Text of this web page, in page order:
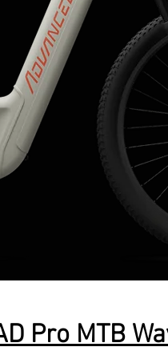
Pro MTB